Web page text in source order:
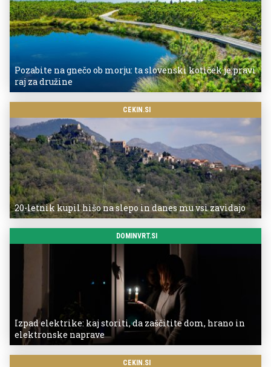
Pozabite na gnečo ob morju: ta slovenski kotiček je pravi
raj za družine
CEKIN.SI
20-letnik kupil hišo na slepo in danes mu vsi zavidajo
DOMINVRT.SI
Izpad elektrike: kaj storiti, da zaščitite dom, hrano in
elektronske naprave
CEKIN.SI